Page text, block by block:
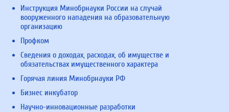
Инструкция Минобрнауки России на случай
вооруженного нападения на образовательную
организацию
Профком
Сведения о доходах, расходах, об имуществе и
обязательствах имущественного характера
Горячая линия Минобрнауки РФ
Бизнес инкубатор
Научно-инновационные разработки